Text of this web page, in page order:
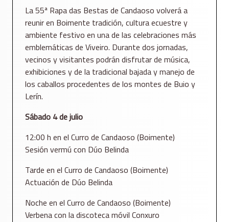
La 55ª Rapa das Bestas de Candaoso volverá a
reunir en Boimente tradición, cultura ecuestre y
ambiente festivo en una de las celebraciones más
emblemáticas de Viveiro. Durante dos jornadas,
vecinos y visitantes podrán disfrutar de música,
exhibiciones y de la tradicional bajada y manejo de
los caballos procedentes de los montes de Buio y
Lerín.
Sábado 4 de julio
12:00 h en el Curro de Candaoso (Boimente)
Sesión vermú con Dúo Belinda
Tarde en el Curro de Candaoso (Boimente)
Actuación de Dúo Belinda
Noche en el Curro de Candaoso (Boimente)
Verbena con la discoteca móvil Conxuro